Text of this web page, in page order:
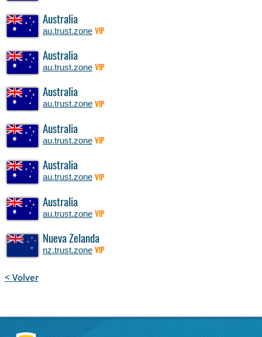
Australia
au.trust.zone VIP
Australia
au.trust.zone VIP
Australia
au.trust.zone VIP
Australia
au.trust.zone VIP
Australia
au.trust.zone VIP
Australia
au.trust.zone VIP
Nueva Zelanda
nz.trust.zone VIP
< Volver